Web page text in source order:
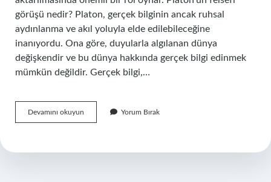
görüşü nedir? Platon, gerçek bilginin ancak ruhsal
aydınlanma ve akıl yoluyla elde edilebileceğine
inanıyordu. Ona göre, duyularla algılanan dünya
değişkendir ve bu dünya hakkında gerçek bilgi edinmek
mümkün değildir. Gerçek bilgi,…
Devamını okuyun
Hangi
Yorum Bırak